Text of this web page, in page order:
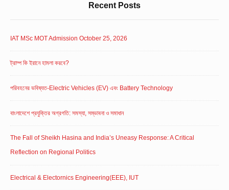
Recent Posts
IAT MSc MOT Admission October 25, 2026
ট্রাম্প কি ইরানে হামলা করবে?
পরিবহনের ভবিষ্যত-Electric Vehicles (EV) এবং Battery Technology
বাংলাদেশে প্রযুক্তির অগ্রগতি: সমস্যা, সম্ভাবনা ও সমাধান
The Fall of Sheikh Hasina and India’s Uneasy Response: A Critical
Reflection on Regional Politics
Electrical & Electornics Engineering(EEE), IUT